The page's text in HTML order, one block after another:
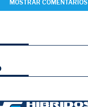
MOSTRAR COMENTARIOS